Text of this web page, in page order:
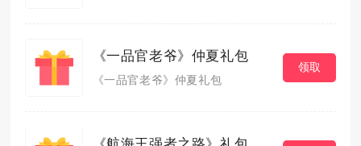
《一品官老爷》仲夏礼包
《一品官老爷》仲夏礼包
领取